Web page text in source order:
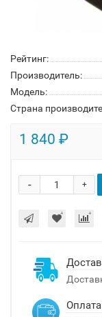
Рейтинг:
Производитель:
Модель:
Страна
1 840 ₽
+
-
Оплата